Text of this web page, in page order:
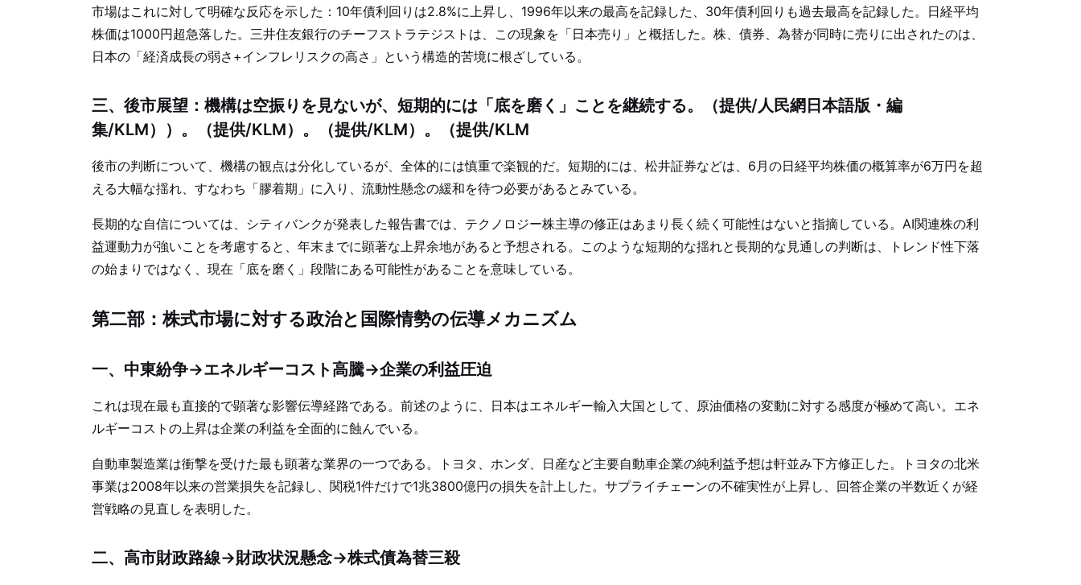
市場はこれに対して明確な反応を示した：10年債利回りは2.8%に上昇し、1996年以来の最高を記録した、30年債利回りも過去最高を記録した。日経平均
株価は1000円超急落した。三井住友銀行のチーフストラテジストは、この現象を「日本売り」と概括した。株、債券、為替が同時に売りに出されたのは、
日本の「経済成長の弱さ+インフレリスクの高さ」という構造的苦境に根ざしている。
三、後市展望：機構は空振りを見ないが、短期的には「底を磨く」ことを継続する。（提供/人民網日本語版・編
集/KLM））。（提供/KLM）。（提供/KLM）。（提供/KLM
後市の判断について、機構の観点は分化しているが、全体的には慎重で楽観的だ。短期的には、松井証券などは、6月の日経平均株価の概算率が6万円を超
える大幅な揺れ、すなわち「膠着期」に入り、流動性懸念の緩和を待つ必要があるとみている。
長期的な自信については、シティバンクが発表した報告書では、テクノロジー株主導の修正はあまり長く続く可能性はないと指摘している。AI関連株の利
益運動力が強いことを考慮すると、年末までに顕著な上昇余地があると予想される。このような短期的な揺れと長期的な見通しの判断は、トレンド性下落
の始まりではなく、現在「底を磨く」段階にある可能性があることを意味している。
第二部：株式市場に対する政治と国際情勢の伝導メカニズム
一、中東紛争→エネルギーコスト高騰→企業の利益圧迫
これは現在最も直接的で顕著な影響伝導経路である。前述のように、日本はエネルギー輸入大国として、原油価格の変動に対する感度が極めて高い。エネ
ルギーコストの上昇は企業の利益を全面的に蝕んでいる。
自動車製造業は衝撃を受けた最も顕著な業界の一つである。トヨタ、ホンダ、日産など主要自動車企業の純利益予想は軒並み下方修正した。トヨタの北米
事業は2008年以来の営業損失を記録し、関税1件だけで1兆3800億円の損失を計上した。サプライチェーンの不確実性が上昇し、回答企業の半数近くが経
営戦略の見直しを表明した。
二、高市財政路線→財政状況懸念→株式債為替三殺